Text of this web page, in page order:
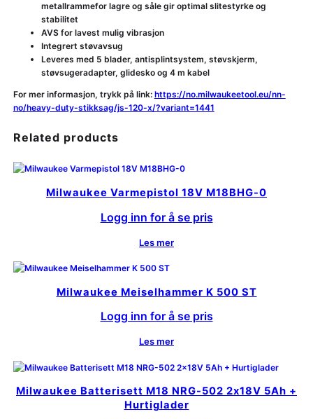
metallrammefor lagre og såle gir optimal slitestyrke og
stabilitet
AVS for lavest mulig vibrasjon
Integrert støvavsug
Leveres med 5 blader, antisplintsystem, støvskjerm,
støvsugeradapter, glidesko og 4 m kabel
For mer informasjon, trykk på link: https://no.milwaukeetool.eu/nn-
no/heavy-duty-stikksag/js-120-x/?variant=1441
Related products
Milwaukee Varmepistol 18V M18BHG-0
Logg inn for å se pris
Les mer
Milwaukee Meiselhammer K 500 ST
Logg inn for å se pris
Les mer
Milwaukee Batterisett M18 NRG-502 2x18V 5Ah +
Hurtiglader